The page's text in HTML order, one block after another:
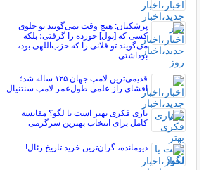
پزشکیان: هیچ وقت نمی‌گویند تو جلوی
کسی که [پول] خورده را گرفتی؛ بلکه
می‌گویند تو فلانی را که حزب‌اللهی بود،
برداشتی
قدیمی‌ترین لامپ جهان ۱۲۵ ساله شد؛
افشای راز علمی طول‌عمر لامپ سنتنیال
بازی فکری بهتر است یا لگو؟ مقایسه
کامل برای انتخاب بهترین سرگرمی
دیومانده، گران‌ترین خرید تاریخ رئال!